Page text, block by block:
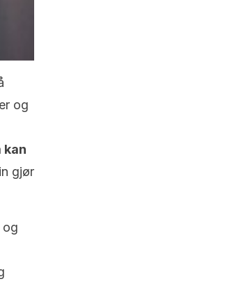
og
kan
gjør
og